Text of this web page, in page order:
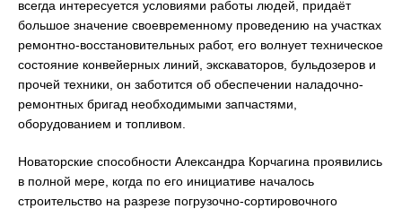
всегда интересуется условиями работы людей, придаёт
большое значение своевременному проведению на участках
ремонтно-восстановительных работ, его волнует техническое
состояние конвейерных линий, экскаваторов, бульдозеров и
прочей техники, он заботится об обеспечении наладочно-
ремонтных бригад необходимыми запчастями,
оборудованием и топливом.
Новаторские способности Александра Корчагина проявились
в полной мере, когда по его инициативе началось
строительство на разрезе погрузочно-сортировочного